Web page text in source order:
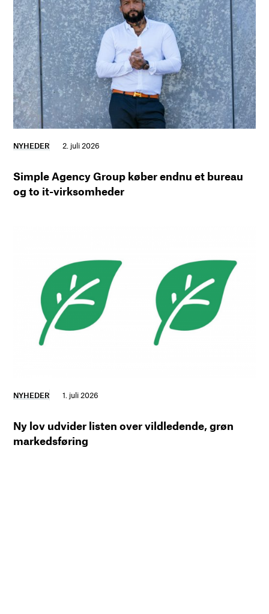
NYHEDER 2. juli 2026
Simple Agency Group køber endnu et bureau
og to it-virksomheder
NYHEDER 1. juli 2026
Ny lov udvider listen over vildledende, grøn
markedsføring